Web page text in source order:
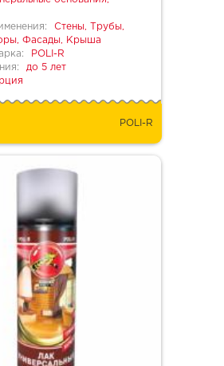
Стены, Трубы,
Фасады, Крыша
POLI-R
до 5 лет
POLI-R